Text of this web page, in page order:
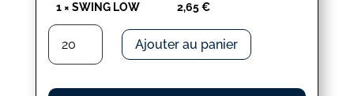
1× SWING LOW 2,65€
quantité
SWING
LOW
Ajouter au panier